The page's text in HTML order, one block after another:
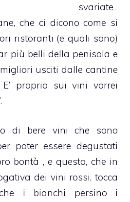
svariate
che ci dicono come si
ristoranti (e quali sono)
più belli della penisola e
usciti dalle cantine
proprio sui vini vorrei
di bere vini che sono
poter essere degustati
bontà , e questo, che in
dei vini rossi, tocca
i bianchi persino i